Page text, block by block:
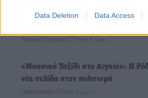
Data Deletion Data Access
Τουρκική εφημερίδα εξηγεί τους
Τοπικές Ειδήσεις πριν 4 ώρες
«Μουσικό Ταξίδι στο Αιγαίο»: Η
νέα σελίδα στον πολιτισμό
Πολιτιστικά πριν 4 ώρες